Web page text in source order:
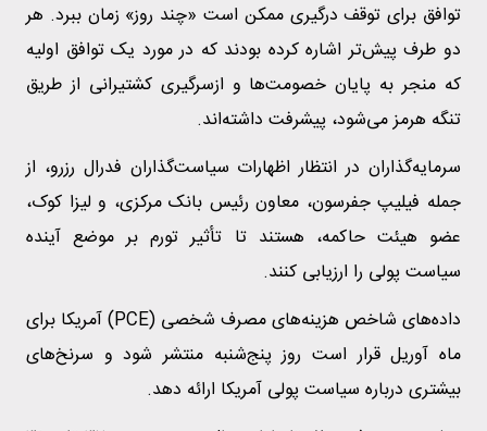
توافق برای توقف درگیری ممکن است «چند روز» زمان ببرد. هر
دو طرف پیش‌تر اشاره کرده بودند که در مورد یک توافق اولیه
که منجر به پایان خصومت‌ها و ازسرگیری کشتیرانی از طریق
تنگه هرمز می‌شود، پیشرفت داشته‌اند.
سرمایه‌گذاران در انتظار اظهارات سیاست‌گذاران فدرال رزرو، از
جمله فیلیپ جفرسون، معاون رئیس بانک مرکزی، و لیزا کوک،
عضو هیئت حاکمه، هستند تا تأثیر تورم بر موضع آینده
سیاست پولی را ارزیابی کنند.
داده‌های شاخص هزینه‌های مصرف شخصی (PCE) آمریکا برای
ماه آوریل قرار است روز پنج‌شنبه منتشر شود و سرنخ‌های
بیشتری درباره سیاست پولی آمریکا ارائه دهد.